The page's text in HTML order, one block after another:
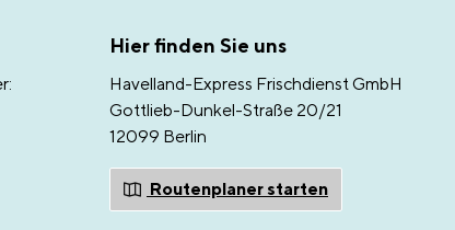
Hier finden Sie uns
Havelland-Express Frischdienst GmbH
Gottlieb-Dunkel-Straße 20/21
12099 Berlin
Routenplaner starten